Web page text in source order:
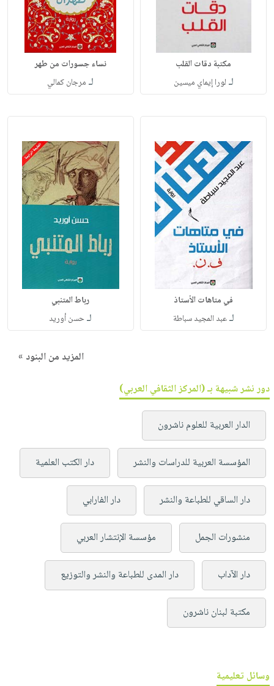
مكتبة دقات القلب
لـ لورا إيماي ميسين
نساء جسورات من طهر
لـ مرجان كمالي
في متاهات الأستاذ
لـعبد المجيد سباطة
رباط المتنبي
لـحسن أوريد
المزيد من البنود »
دور نشر شبيهة بـ (المركز الثقافي العربي)
الدار العربية للعلوم ناشرون
المؤسسة العربية للدراسات والنشر دار الكتب العلمية
دار الساقي للطباعة والنشر دار الفارابي
منشورات الجمل مؤسسة الإنتشار العربي
دار الآداب دار المدى للطباعة والنشر والتوزيع
مكتبة لبنان ناشرون
وسائل تعليمية